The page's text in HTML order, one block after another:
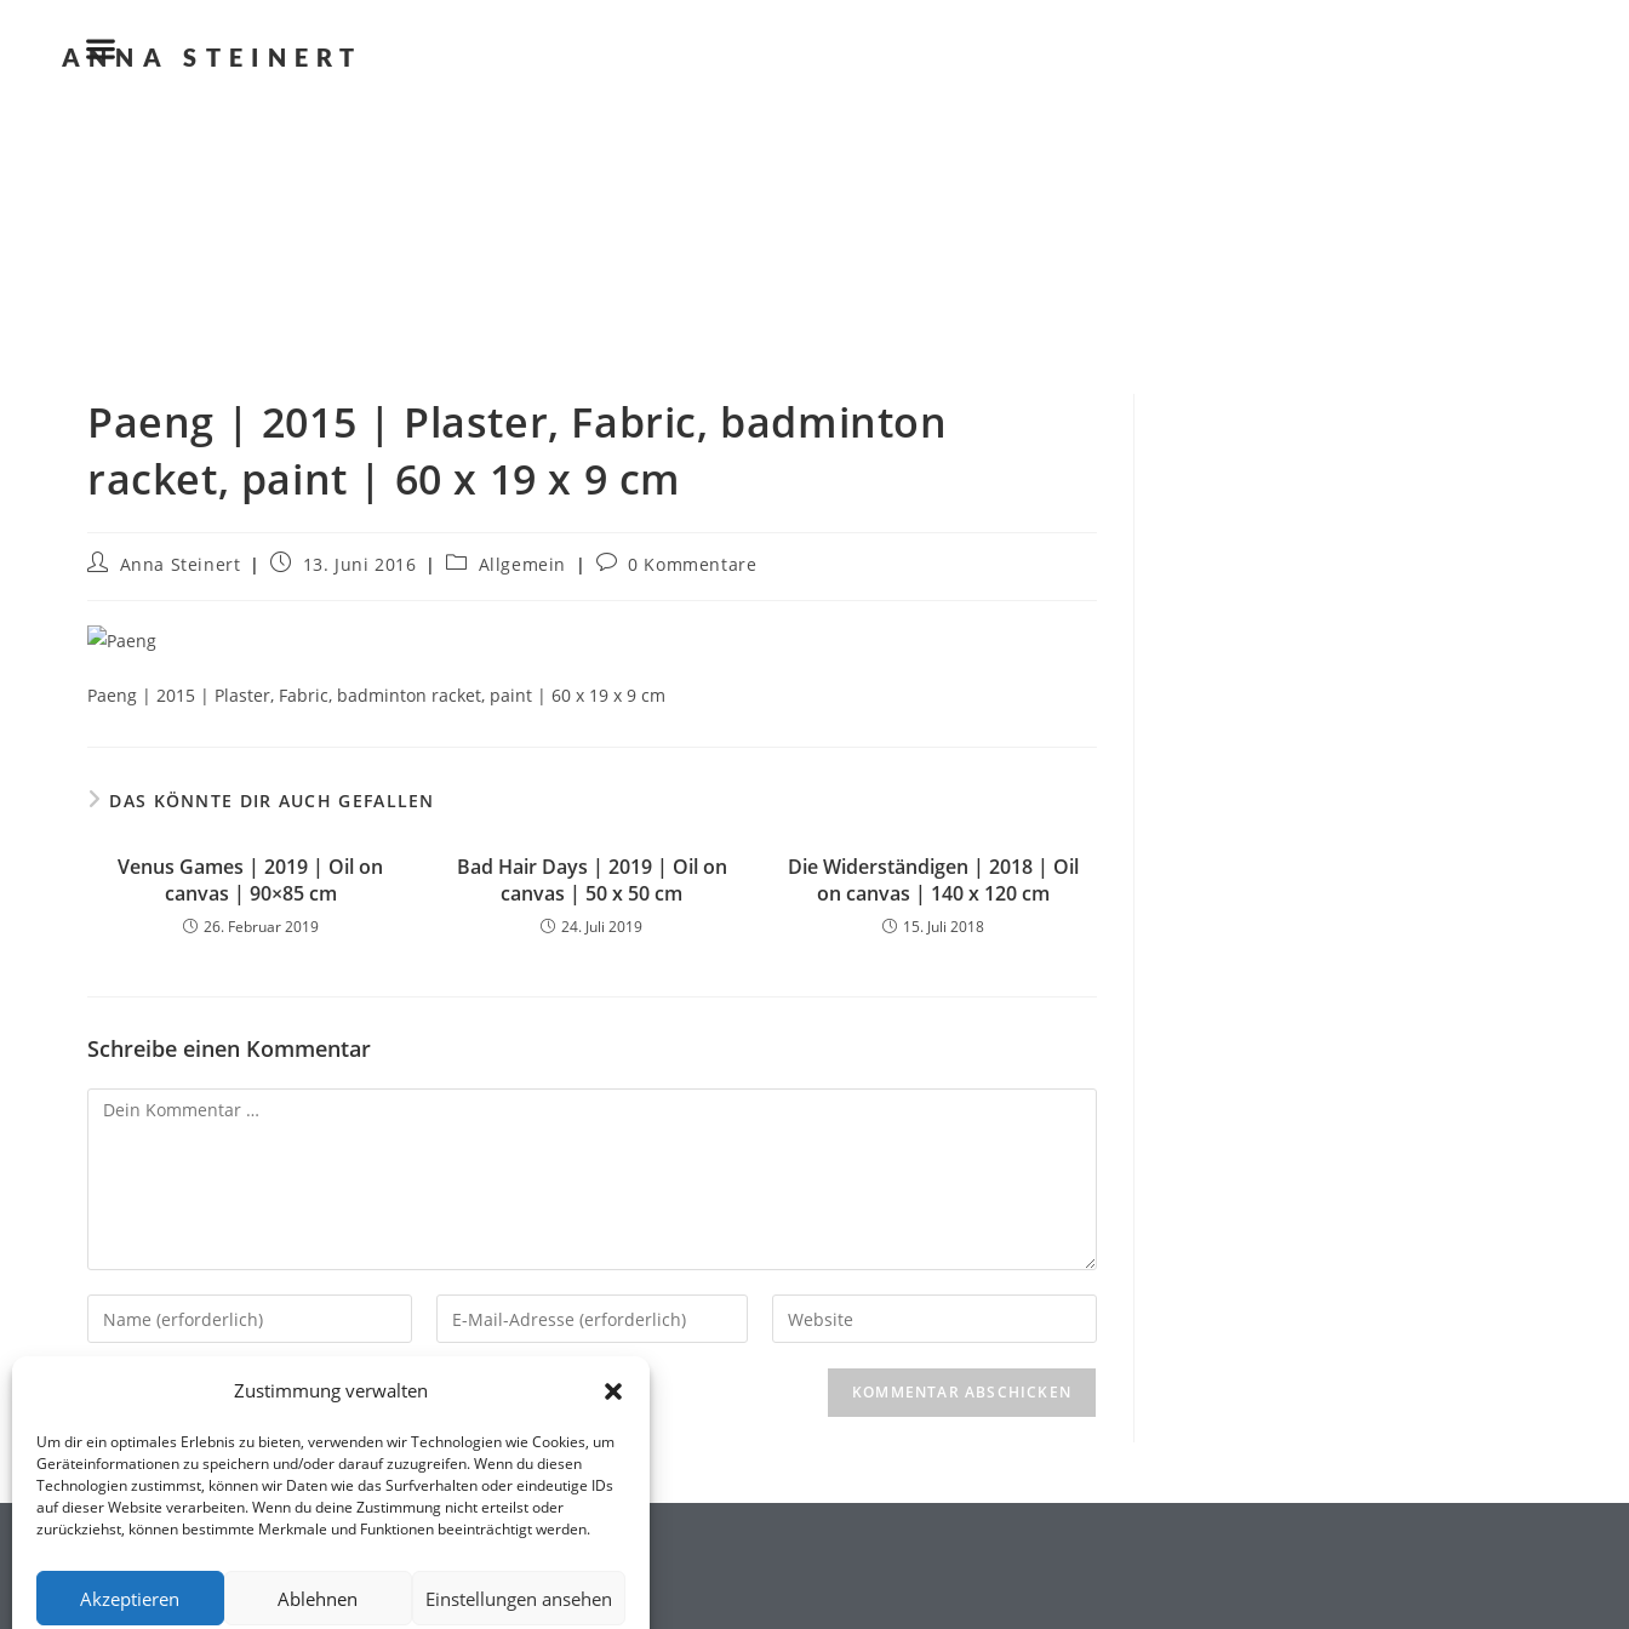
Zustimmung verwalten
Um dir ein optimales Erlebnis zu bieten, verwenden wir Technologien wie Cookies, um
Geräteinformationen zu speichern und/oder darauf zuzugreifen. Wenn du diesen
Technologien zustimmst, können wir Daten wie das Surfverhalten oder eindeutige IDs
auf dieser Website verarbeiten. Wenn du deine Zustimmung nicht erteilst oder
zurückziehst, können bestimmte Merkmale und Funktionen beeinträchtigt werden.
Akzeptieren Ablehnen Einstellungen ansehen
ANNA STEINERT
Paeng | 2015 | Plaster, Fabric, badminton
racket, paint | 60 x 19 x 9 cm
Anna Steinert 13. Juni 2016 Allgemein 0 Kommentare
Paeng | 2015 | Plaster, Fabric, badminton racket, paint | 60 x 19 x 9 cm
DAS KÖNNTE DIR AUCH GEFALLEN
Venus Games | 2019 | Oil on
canvas | 90×85 cm
26. Februar 2019
Bad Hair Days | 2019 | Oil on
canvas | 50 x 50 cm
24. Juli 2019
Die Widerständigen | 2018 | Oil
on canvas | 140 x 120 cm
15. Juli 2018
Schreibe einen Kommentar
LOOK@ANNA-STEINERT.DE